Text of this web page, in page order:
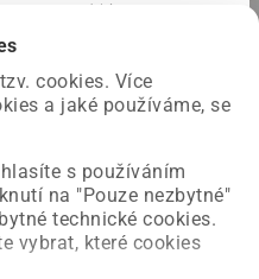
cookies. Více
a jaké používáme, se
s používáním
na "Pouze nezbytné"
technické cookies.
vybrat, které cookies
a už ji opravujeme.
požadovanou stránku.
Úvodní strana